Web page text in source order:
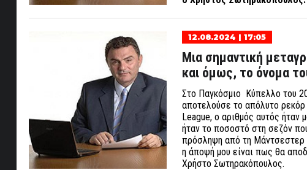
12.08.2024 | 17:05
Μια σημαντική
και όμως, το όνομα
Στο Παγκόσμιο Κύπελλο του
αποτελούσε το απόλυτο
League, ο αριθμός αυτός ήταν
ήταν το ποσοστό στη σεζόν
πρόσληψη από τη Μάντσεστερ
η άποψή μου είναι πως θα
Χρήστο Σωτηρακόπουλος.